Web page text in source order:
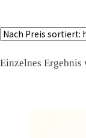
Einzelnes Ergebnis